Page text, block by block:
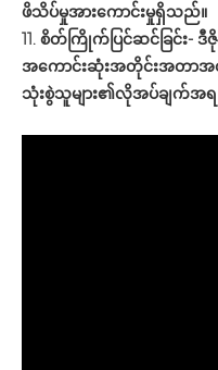
ဖိသိပ်မှုအားကောင်းမှုရှိသည်။
11. စိတ်ကြိုက်ပြင်ဆင်ခြင်း-
အကောင်းဆုံးအတိုင်းအတာအ
သုံးစွဲသူများ၏လိုအပ်ချက်အ